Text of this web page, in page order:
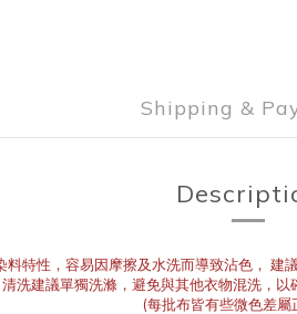
Shipping &
料特性，容易因摩擦及水洗而導致沾色，
清洗建議單獨洗滌，避免與其他衣物混洗，
(每批布皆有些微色差屬